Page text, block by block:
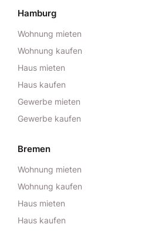
Hamburg
Wohnung mieten
Wohnung kaufen
Haus mieten
Haus kaufen
Gewerbe mieten
Gewerbe kaufen
Bremen
Wohnung mieten
Wohnung kaufen
Haus mieten
Haus kaufen